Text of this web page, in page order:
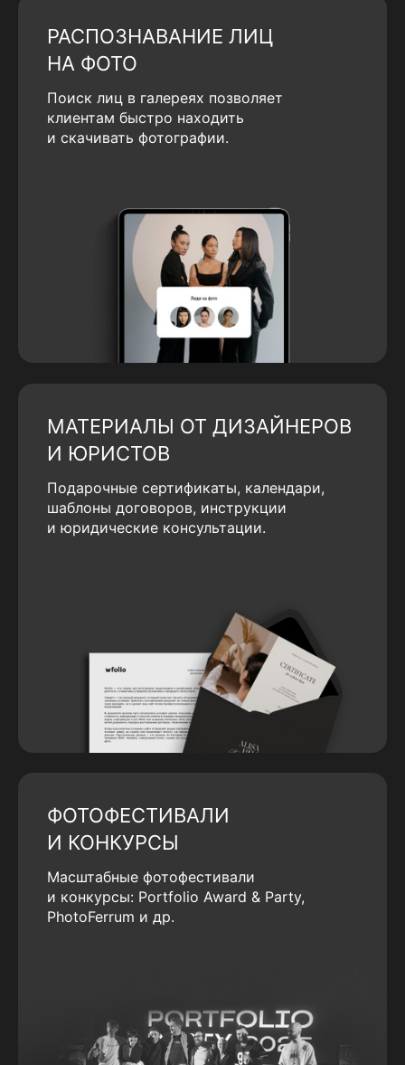
РАСПОЗНАВАНИЕ ЛИЦ
НА ФОТО
Поиск лиц в галереях позволяет
клиентам быстро находить
и скачивать фотографии.
МАТЕРИАЛЫ ОТ ДИЗАЙНЕРОВ
И ЮРИСТОВ
Подарочные сертификаты, календари,
шаблоны договоров, инструкции
и юридические консультации.
ФОТОФЕСТИВАЛИ
И КОНКУРСЫ
Масштабные фотофестивали
и конкурсы: Portfolio Award & Party,
PhotoFerrum и др.